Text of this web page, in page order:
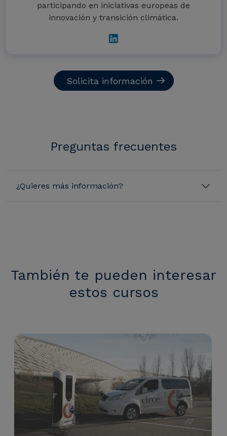
participando en iniciativas europeas de
innovación y transición climática.
Solicita información
Preguntas frecuentes
¿Quieres más información?
También te pueden interesar
estos cursos